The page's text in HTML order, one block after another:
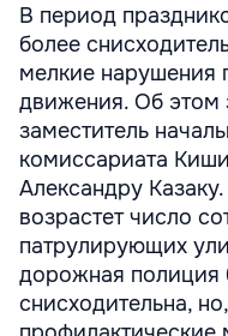
В период
более
мелкие нарушения
движения. Об этом
заместитель
комиссариата
Александру
возрастет число
патрулирующих
дорожная полиция
снисходительна,